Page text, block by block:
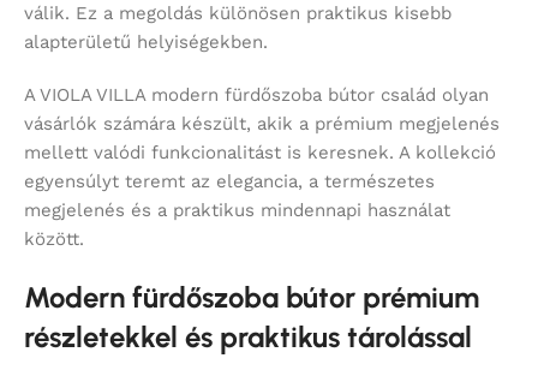
válik. Ez a megoldás különösen praktikus kisebb
alapterületű helyiségekben.
A VIOLA VILLA modern fürdőszoba bútor család olyan
vásárlók számára készült, akik a prémium megjelenés
mellett valódi funkcionalitást is keresnek. A kollekció
egyensúlyt teremt az elegancia, a természetes
megjelenés és a praktikus mindennapi használat
között.
Modern fürdőszoba bútor prémium
részletekkel és praktikus tárolással